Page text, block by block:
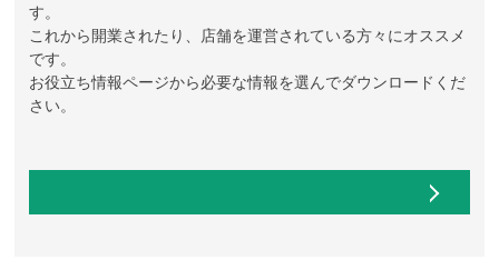
す。
これから開業されたり、店舗を運営されている方々にオススメ
です。
お役立ち情報ページから必要な情報を選んでダウンロードくだ
さい。